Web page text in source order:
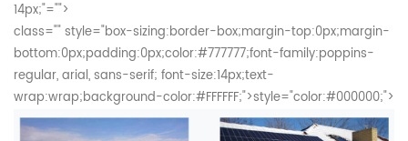
14px;"="">
class="" style="box-sizing:border-box;margin-top:0px;margin-
bottom:0px;padding:0px;color:#777777;font-family:poppins-
regular, arial, sans-serif; font-size:14px;text-
wrap:wrap;background-color:#FFFFFF;">style="color:#000000;">